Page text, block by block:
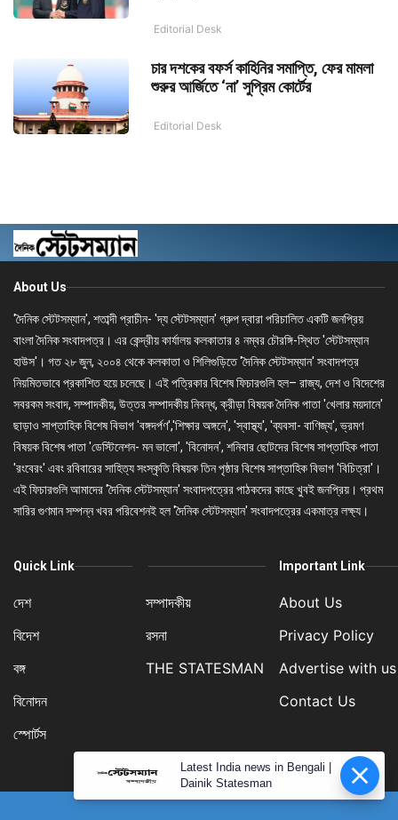
Editorial Desk
চার দশকের বফর্স কাহিনির সমাপ্তি, ফের মামলা
শুরুর আর্জিতে ‘না’ সুপ্রিম কোর্টের
Editorial Desk
About Us
'দৈনিক স্টেটসম্যান', শতাব্দী প্রাচীন- 'দ্য স্টেটসম্যান' গ্রুপ দ্বারা পরিচালিত একটি জনপ্রিয়
বাংলা দৈনিক সংবাদপত্র। এর কেন্দ্রীয় কার্যালয় কলকাতার ৪ নম্বর চৌরঙ্গি-স্থিত 'স্টেটসম্যান
হাউস'। গত ২৮ জুন, ২০০৪ থেকে কলকাতা ও শিলিগুড়িতে 'দৈনিক স্টেটসম্যান' সংবাদপত্র
নিয়মিতভাবে প্রকাশিত হয়ে চলেছে। এই পত্রিকার বিশেষ ফিচারগুলি হল– রাজ্য, দেশ ও বিদেশের
সবরকম সংবাদ, সম্পাদকীয়, উত্তর সম্পাদকীয় নিবন্ধ, ক্রীড়া বিষয়ক দৈনিক পাতা 'খেলার ময়দানে'
ছাড়াও সাপ্তাহিক বিশেষ বিভাগ 'বঙ্গদর্পণ','শিক্ষার অঙ্গনে', 'স্বাস্থ্য', 'ব্যবসা- বাণিজ্য', ভ্রমণ
বিষয়ক বিশেষ পাতা 'ডেস্টিনেশন- মন ভালো', 'বিনোদন', শনিবার ছোটদের বিশেষ সাপ্তাহিক পাতা
'রংবেরং' এবং রবিবারের সাহিত্য সংস্কৃতি বিষয়ক তিন পৃষ্ঠার বিশেষ সাপ্তাহিক বিভাগ 'বিচিত্রা'।
এই ফিচারগুলি আমাদের 'দৈনিক স্টেটসম্যান' সংবাদপত্রের পাঠকদের কাছে খুবই জনপ্রিয়। প্রথম
সারির গুণমান সম্পন্ন খবর পরিবেশনই হল 'দৈনিক স্টেটসম্যান' সংবাদপত্রের একমাত্র লক্ষ্য।
Quick Link
দেশ
বিদেশ
বঙ্গ
বিনোদন
স্পোর্টস
সম্পাদকীয়
রসনা
THE STATESMAN
Important Link
About Us
Privacy Policy
Advertise with us
Contact Us
Latest India news in Bengali |
Dainik Statesman